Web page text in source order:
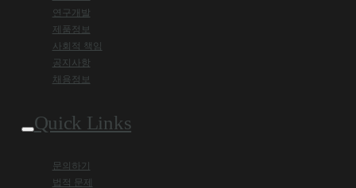
연구개발
제품정보
사회적 책임
공지사항
채용정보
Quick Links
문의하기
법적 문제